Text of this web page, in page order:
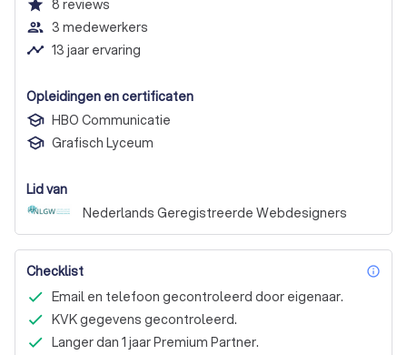
Websitefreaks.nl
star 8 reviews
people_outline 3 medewerkers
timeline 13 jaar ervaring
Opleidingen en certificaten
HBO Communicatie
Grafisch Lyceum
Lid van
Nederlands Geregistreerde Webdesigners
Checklist
Email en telefoon gecontroleerd door eigenaar.
KVK gegevens gecontroleerd.
Langer dan 1 jaar Premium Partner.